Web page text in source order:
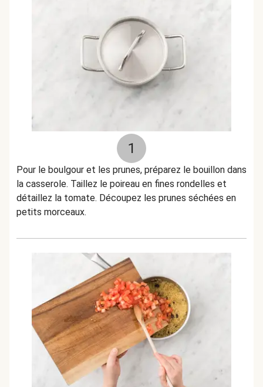
1
Pour le boulgour et les prunes, préparez le bouillon dans
la casserole. Taillez le poireau en fines rondelles et
détaillez la tomate. Découpez les prunes séchées en
petits morceaux.